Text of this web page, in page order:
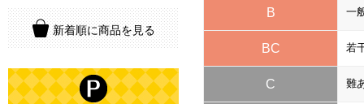
新着順に商品を見る
B 一
BC 若
C 難